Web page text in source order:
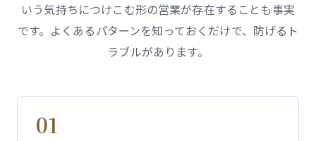
いう気持ちにつけこむ形の営業が存在することも事実
です。よくあるパターンを知っておくだけで、防げるト
ラブルがあります。
01